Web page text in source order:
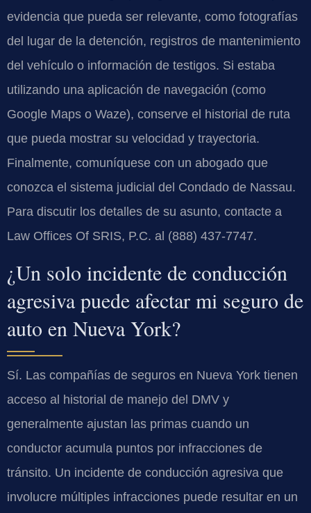
evidencia que pueda ser relevante, como fotografías
del lugar de la detención, registros de mantenimiento
del vehículo o información de testigos. Si estaba
utilizando una aplicación de navegación (como
Google Maps o Waze), conserve el historial de ruta
que pueda mostrar su velocidad y trayectoria.
Finalmente, comuníquese con un abogado que
conozca el sistema judicial del Condado de Nassau.
Para discutir los detalles de su asunto, contacte a
Law Offices Of SRIS, P.C. al (888) 437-7747.
¿Un solo incidente de conducción
agresiva puede afectar mi seguro de
auto en Nueva York?
Sí. Las compañías de seguros en Nueva York tienen
acceso al historial de manejo del DMV y
generalmente ajustan las primas cuando un
conductor acumula puntos por infracciones de
tránsito. Un incidente de conducción agresiva que
involucre múltiples infracciones puede resultar en un